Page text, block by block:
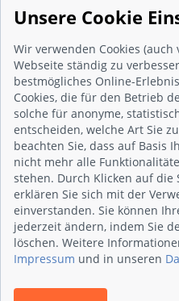
Presse und Informationen
Häufig gestellte Fragen (FAQ)
Studie:
Initiative gegen Fake-
Kunden Informationen
Beratungsgespräch
Impressum
Datenschutz
AGB
Nutzungsbedingungen
Kontakt
Unsere Cookie
Wir verwenden Cookies
Webseite ständig zu
bestmögliches Online-
Cookies, die für den Betrieb
solche für anonyme,
entscheiden, welche Art Sie
beachten Sie, dass auf Basis
nicht mehr alle
stehen. Durch Klicken auf die
erklären Sie sich mit der
einverstanden. Sie können
jederzeit ändern, indem Sie
löschen. Weitere
Impressum und in unseren